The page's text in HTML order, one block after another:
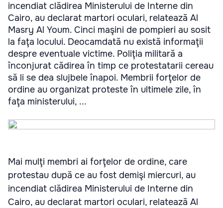
incendiat clădirea Ministerului de Interne din
Cairo, au declarat martori oculari, relatează Al
Masry Al Youm. Cinci maşini de pompieri au sosit
la faţa locului. Deocamdată nu există informaţii
despre eventuale victime. Poliţia militară a
înconjurat cădirea în timp ce protestatarii cereau
să li se dea slujbele înapoi. Membrii forţelor de
ordine au organizat proteste în ultimele zile, în
faţa ministerului, ...
Mai mulţi membri ai forţelor de ordine, care
protestau după ce au fost demişi miercuri, au
incendiat clădirea Ministerului de Interne din
Cairo, au declarat martori oculari, relatează Al